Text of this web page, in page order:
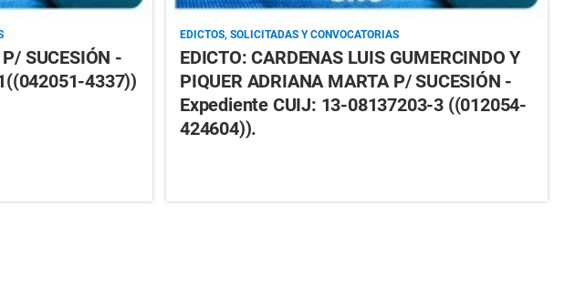
SUCESIÓN -
4337))
EDICTOS, SOLICITADAS Y CONVOCATORIAS
EDICTO: CARDENAS LUIS GUMERCINDO Y
PIQUER ADRIANA MARTA P/ SUCESIÓN -
Expediente CUIJ: 13-08137203-3 ((012054-
424604)).